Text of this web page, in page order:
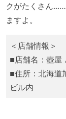
クがたくさん
ますよ。
＜店舗情報＞
■店舗名：壺屋
■住所：北海道
ビル内